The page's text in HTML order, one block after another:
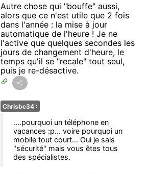
Autre chose qui "bouffe" aussi,
alors que ce n'est utile que 2 fois
dans l'année : la mise à jour
automatique de l'heure ! Je ne
l'active que quelques secondes les
jours de changement d'heure, le
temps qu'il se "recale" tout seul,
puis je re-désactive.
Chrisbc34 :
....pourquoi un téléphone en
vacances :p... voire pourquoi un
mobile tout court... Oui je sais
"sécurité" mais vous êtes tous
des spécialistes.